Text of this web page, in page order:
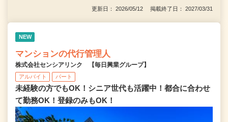
更新日： 2026/05/12 掲載終了日： 2027/03/31
NEW
マンションの代行管理人
株式会社センシアリンク 【毎日興業グループ】
アルバイト パート
未経験の方でもOK！シニア世代も活躍中！都合に合わせ
て勤務OK！登録のみもOK！